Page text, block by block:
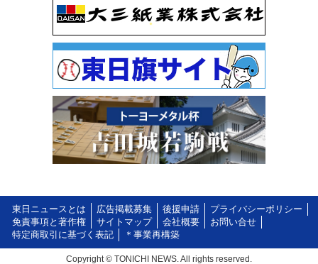
東日ニュースとは 広告掲載募集 後援申請
プライバシーポリシー
免責事項と著作権
サイトマップ 会社概要
お問い合せ
特定商取引に基づく表記
＊事業再構築
Copyright © TONICHI NEWS. All rights reserved.